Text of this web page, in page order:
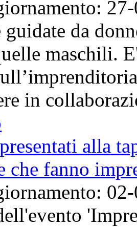
guidate da
maschili.
in
alla
che fanno